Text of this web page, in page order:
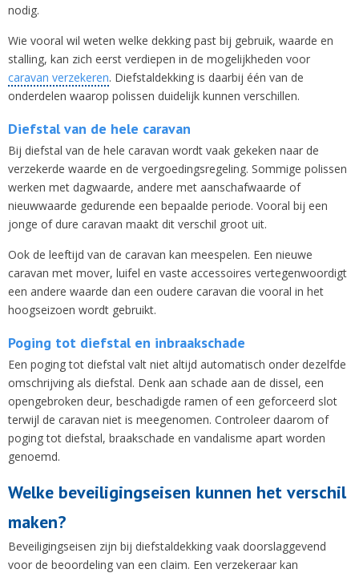
nodig.
Wie vooral wil weten welke dekking past bij gebruik, waarde en
stalling, kan zich eerst verdiepen in de mogelijkheden voor
caravan verzekeren. Diefstaldekking is daarbij één van de
onderdelen waarop polissen duidelijk kunnen verschillen.
Diefstal van de hele caravan
Bij diefstal van de hele caravan wordt vaak gekeken naar de
verzekerde waarde en de vergoedingsregeling. Sommige polissen
werken met dagwaarde, andere met aanschafwaarde of
nieuwwaarde gedurende een bepaalde periode. Vooral bij een
jonge of dure caravan maakt dit verschil groot uit.
Ook de leeftijd van de caravan kan meespelen. Een nieuwe
caravan met mover, luifel en vaste accessoires vertegenwoordigt
een andere waarde dan een oudere caravan die vooral in het
hoogseizoen wordt gebruikt.
Poging tot diefstal en inbraakschade
Een poging tot diefstal valt niet altijd automatisch onder dezelfde
omschrijving als diefstal. Denk aan schade aan de dissel, een
opengebroken deur, beschadigde ramen of een geforceerd slot
terwijl de caravan niet is meegenomen. Controleer daarom of
poging tot diefstal, braakschade en vandalisme apart worden
genoemd.
Welke beveiligingseisen kunnen het verschil
maken?
Beveiligingseisen zijn bij diefstaldekking vaak doorslaggevend
voor de beoordeling van een claim. Een verzekeraar kan